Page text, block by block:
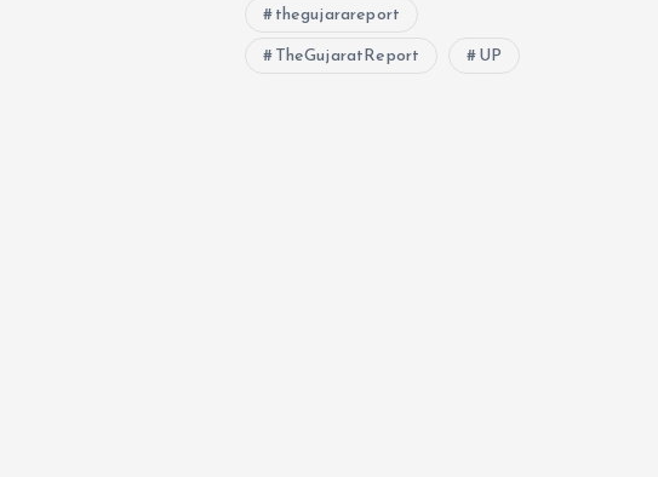
thegujarareport
TheGujaratReport UP